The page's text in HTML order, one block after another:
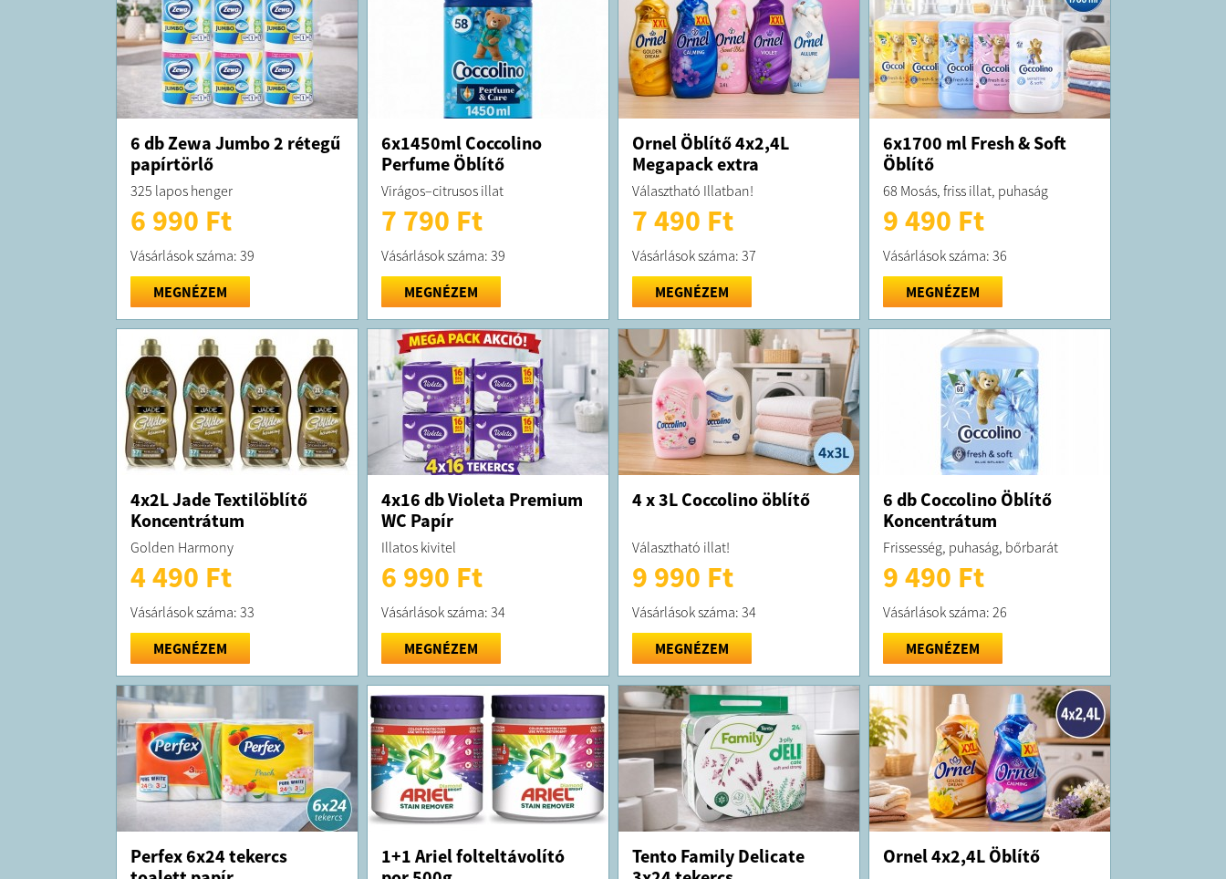
6 db Zewa Jumbo 2 rétegű
papírtörlő
325 lapos henger
6 990 Ft
Vásárlások száma: 39
MEGNÉZEM
6x1450ml Coccolino
Perfume Öblítő
Virágos–citrusos illat
7 790 Ft
Vásárlások száma: 39
MEGNÉZEM
Ornel Öblítő 4x2,4L
Megapack extra
Választható Illatban!
7 490 Ft
Vásárlások száma: 37
MEGNÉZEM
6x1700 ml Fresh & Soft
Öblítő
68 Mosás, friss illat, puhaság
9 490 Ft
Vásárlások száma: 36
MEGNÉZEM
4x2L Jade Textilöblítő
Koncentrátum
Golden Harmony
4 490 Ft
Vásárlások száma: 33
MEGNÉZEM
4x16 db Violeta Premium
WC Papír
Illatos kivitel
6 990 Ft
Vásárlások száma: 34
MEGNÉZEM
4 x 3L Coccolino öblítő
Választható illat!
9 990 Ft
Vásárlások száma: 34
MEGNÉZEM
6 db Coccolino Öblítő
Koncentrátum
Frissesség, puhaság, bőrbarát
9 490 Ft
Vásárlások száma: 26
MEGNÉZEM
Perfex 6x24 tekercs
1+1 Ariel folteltávolító
Tento Family Delicate
Ornel 4x2,4L Öblítő